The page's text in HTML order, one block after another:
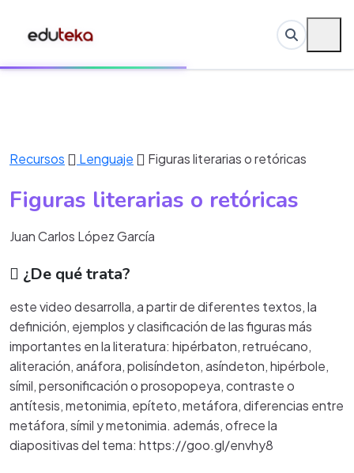
Recursos Lenguaje Figuras literarias o retóricas
Figuras literarias o retóricas
Juan Carlos López García
¿De qué trata?
este video desarrolla, a partir de diferentes textos, la
definición, ejemplos y clasificación de las figuras más
importantes en la literatura: hipérbaton, retruécano,
aliteración, anáfora, polisíndeton, asíndeton, hipérbole,
símil, personificación o prosopopeya, contraste o
antítesis, metonimia, epíteto, metáfora, diferencias entre
metáfora, símil y metonimia. además, ofrece la
diapositivas del tema: https://goo.gl/envhy8